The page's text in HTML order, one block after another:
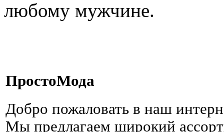
любому мужчине.
ПростоМода
Добро пожаловать в наш
Мы предлагаем широкий